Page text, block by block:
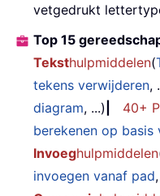
vetgedrukt
Top 15
Teksthulpmiddelen(
tekens verwijderen,
diagram, ...) 40+
berekenen op
Invoeghulpmiddelen
invoegen vanaf pad